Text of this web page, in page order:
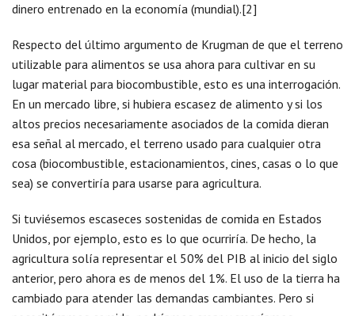
dinero entrenado en la economía (mundial).[2]
Respecto del último argumento de Krugman de que el terreno
utilizable para alimentos se usa ahora para cultivar en su
lugar material para biocombustible, esto es una interrogación.
En un mercado libre, si hubiera escasez de alimento y si los
altos precios necesariamente asociados de la comida dieran
esa señal al mercado, el terreno usado para cualquier otra
cosa (biocombustible, estacionamientos, cines, casas o lo que
sea) se convertiría para usarse para agricultura.
Si tuviésemos escaseces sostenidas de comida en Estados
Unidos, por ejemplo, esto es lo que ocurriría. De hecho, la
agricultura solía representar el 50% del PIB al inicio del siglo
anterior, pero ahora es de menos del 1%. El uso de la tierra ha
cambiado para atender las demandas cambiantes. Pero si